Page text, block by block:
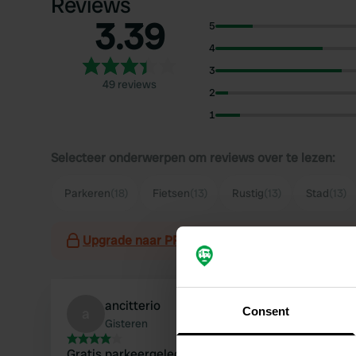
Consent
3.39
49 reviews
5
4
3
2
1
Selecteer onderwerpen om reviews over te lezen:
Parkeren Fietsen Rustig Stad
Upgrade naar PRO+
ancitterio
Gisteren